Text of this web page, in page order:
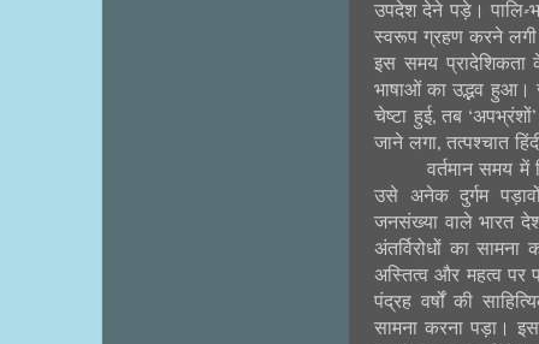
उपदेश देने पड़े। पालि-
स्वरूप ग्रहण करने लगी
इस समय प्रादेशिकता
भाषाओं का उद्भव हुआ।
चेष्टा हुई, तब
जाने लगा, तत्पश्चात
वर्तमान समय
उसे अनेक दुर्गम
जनसंख्या वाले भारत
अंतर्विरोधों का सामना
अस्तित्व और महत्व पर
पंद्रह वर्षों की
सामना करना पड़ा।